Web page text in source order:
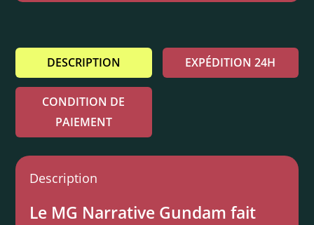
DESCRIPTION EXPÉDITION 24H
CONDITION DE
PAIEMENT
Description
Le MG Narrative Gundam fait